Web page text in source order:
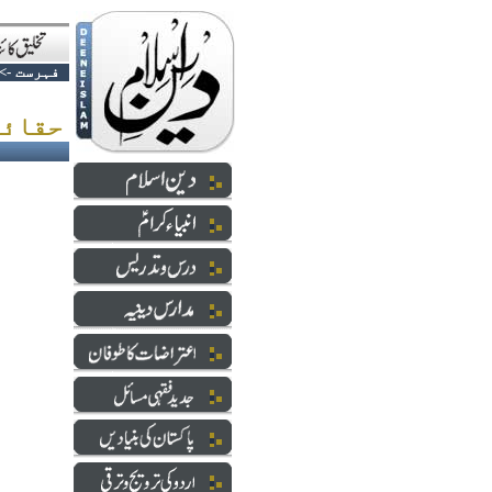
فہرست
!حقائق کو تو مسخ نہ کریں